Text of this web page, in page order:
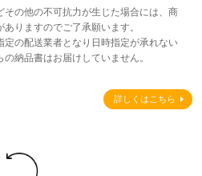
の他の不可抗力が生じた場合には、商
りますのでご了承願います。
の配送業者となり日時指定が承れない
納品書はお届けしていません。
詳しくはこちら